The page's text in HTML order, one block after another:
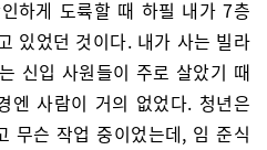
하게 도륙할 때 하필 내가 7층
있었던 것이다. 내가 사는 빌라
신입 사원들이 주로 살았기 때
엔 사람이 거의 없었다. 청년은
무슨 작업 중이었는데, 임 준식